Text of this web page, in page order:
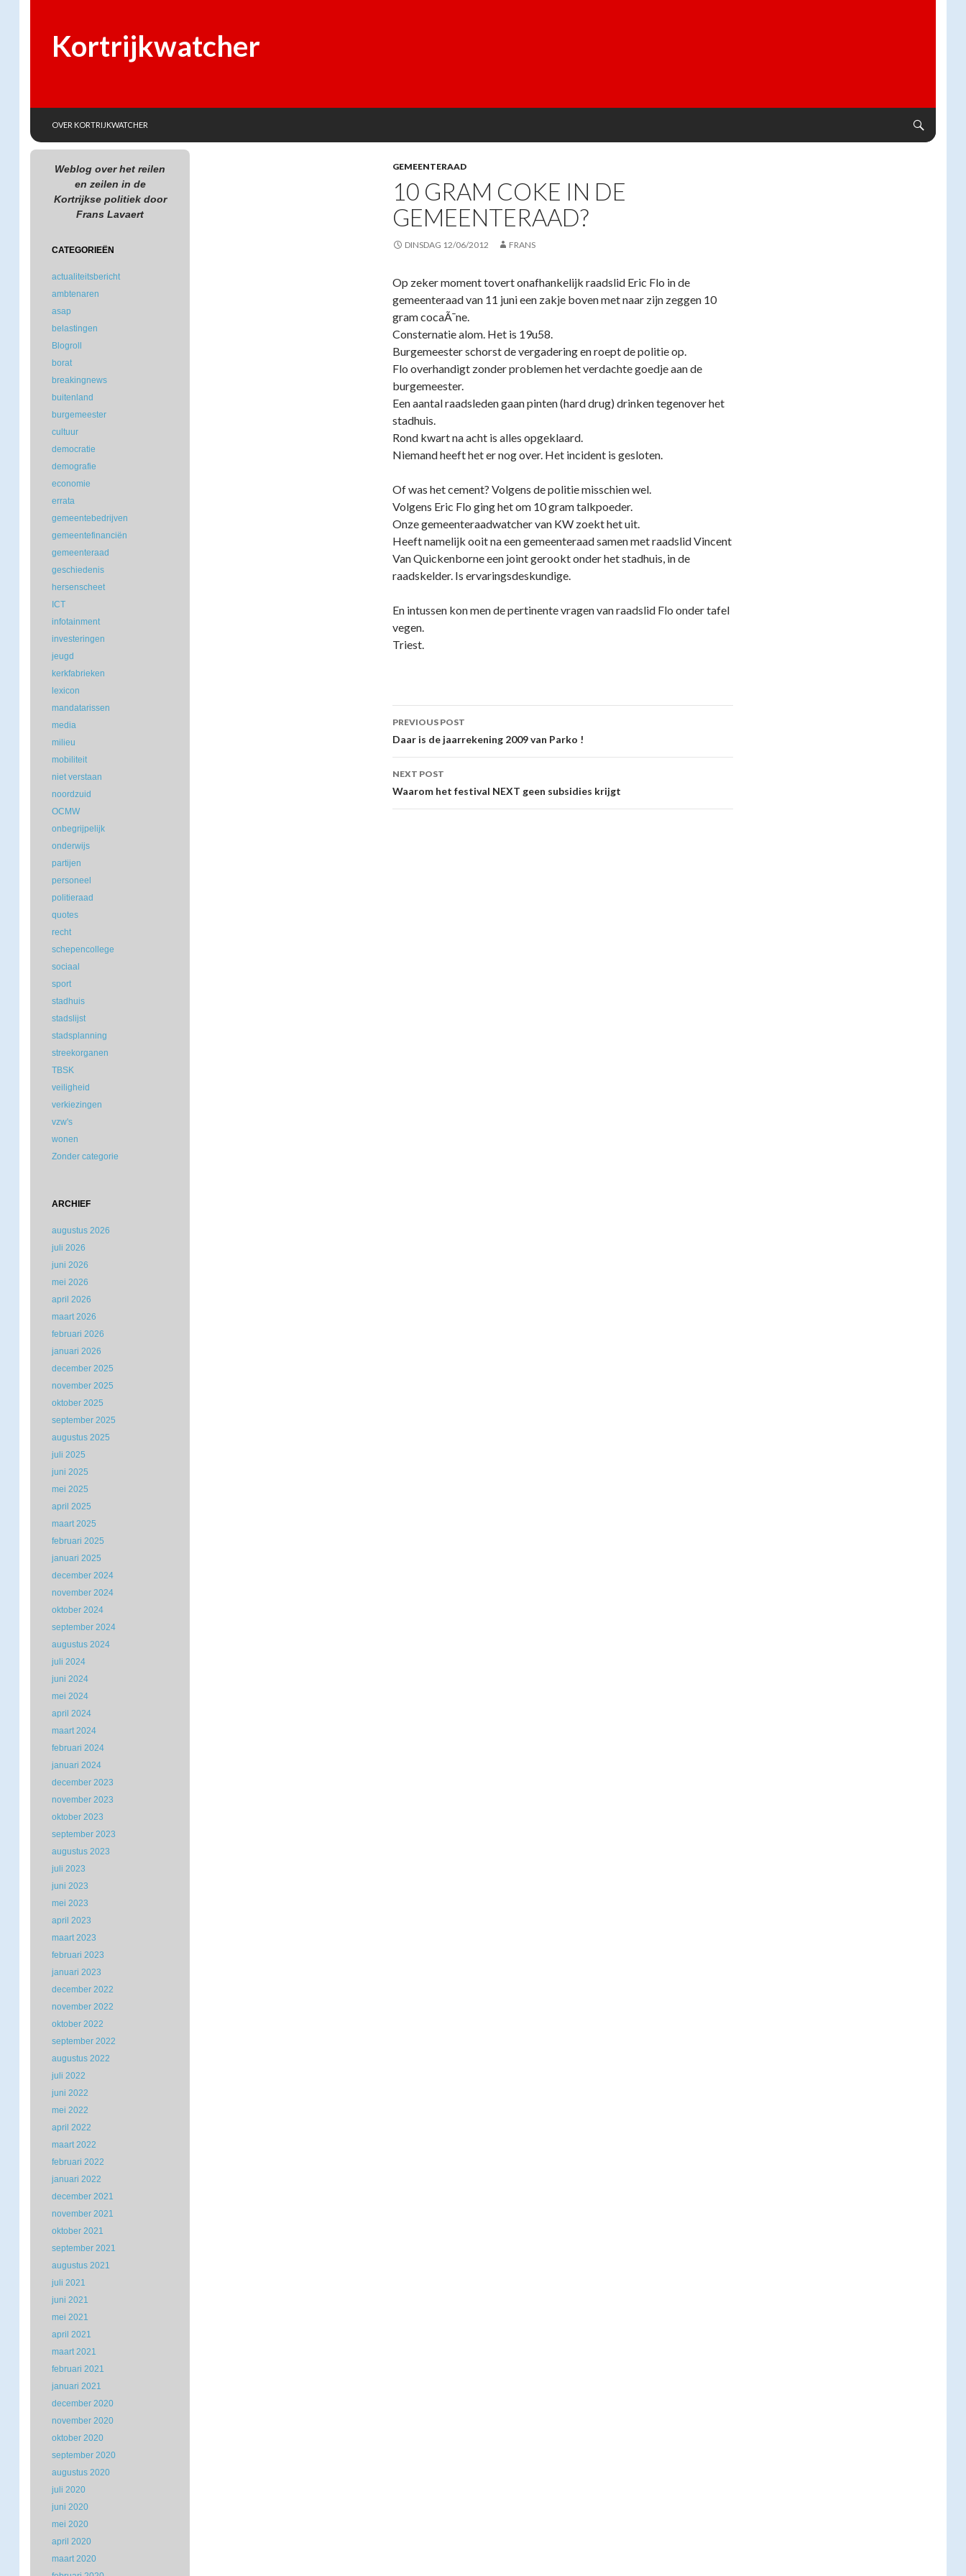
Kortrijkwatcher
OVER KORTRIJKWATCHER
GEMEENTERAAD
10 GRAM COKE IN DE
GEMEENTERAAD?
DINSDAG 12/06/2012 FRANS
Op zeker moment tovert onafhankelijk raadslid Eric Flo in de
gemeenteraad van 11 juni een zakje boven met naar zijn zeggen 10
gram cocaÃ¯ne.
Consternatie alom. Het is 19u58.
Burgemeester schorst de vergadering en roept de politie op.
Flo overhandigt zonder problemen het verdachte goedje aan de
burgemeester.
Een aantal raadsleden gaan pinten (hard drug) drinken tegenover het
stadhuis.
Rond kwart na acht is alles opgeklaard.
Niemand heeft het er nog over. Het incident is gesloten.
Of was het cement? Volgens de politie misschien wel.
Volgens Eric Flo ging het om 10 gram talkpoeder.
Onze gemeenteraadwatcher van KW zoekt het uit.
Heeft namelijk ooit na een gemeenteraad samen met raadslid Vincent
Van Quickenborne een joint gerookt onder het stadhuis, in de
raadskelder. Is ervaringsdeskundige.
En intussen kon men de pertinente vragen van raadslid Flo onder tafel
vegen.
Triest.
Post
navigation
PREVIOUS POST
Daar is de jaarrekening 2009 van Parko !
NEXT POST
Waarom het festival NEXT geen subsidies krijgt
Weblog over het reilen
en zeilen in de
Kortrijkse politiek door
Frans Lavaert
CATEGORIEËN
actualiteitsbericht
ambtenaren
asap
belastingen
Blogroll
borat
breakingnews
buitenland
burgemeester
cultuur
democratie
demografie
economie
errata
gemeentebedrijven
gemeentefinanciën
gemeenteraad
geschiedenis
hersenscheet
ICT
infotainment
investeringen
jeugd
kerkfabrieken
lexicon
mandatarissen
media
milieu
mobiliteit
niet verstaan
noordzuid
OCMW
onbegrijpelijk
onderwijs
partijen
personeel
politieraad
quotes
recht
schepencollege
sociaal
sport
stadhuis
stadslijst
stadsplanning
streekorganen
TBSK
veiligheid
verkiezingen
vzw's
wonen
Zonder categorie
ARCHIEF
augustus 2026
juli 2026
juni 2026
mei 2026
april 2026
maart 2026
februari 2026
januari 2026
december 2025
november 2025
oktober 2025
september 2025
augustus 2025
juli 2025
juni 2025
mei 2025
april 2025
maart 2025
februari 2025
januari 2025
december 2024
november 2024
oktober 2024
september 2024
augustus 2024
juli 2024
juni 2024
mei 2024
april 2024
maart 2024
februari 2024
januari 2024
december 2023
november 2023
oktober 2023
september 2023
augustus 2023
juli 2023
juni 2023
mei 2023
april 2023
maart 2023
februari 2023
januari 2023
december 2022
november 2022
oktober 2022
september 2022
augustus 2022
juli 2022
juni 2022
mei 2022
april 2022
maart 2022
februari 2022
januari 2022
december 2021
november 2021
oktober 2021
september 2021
augustus 2021
juli 2021
juni 2021
mei 2021
april 2021
maart 2021
februari 2021
januari 2021
december 2020
november 2020
oktober 2020
september 2020
augustus 2020
juli 2020
juni 2020
mei 2020
april 2020
maart 2020